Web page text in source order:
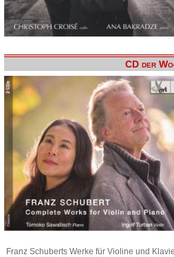
CD der
Franz Schuberts Werke für Violine und